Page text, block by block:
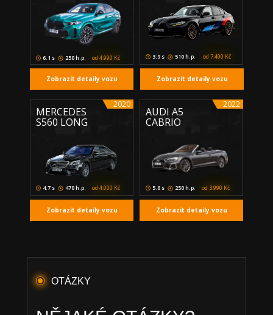
Zobrazit detaily vozu
6.1 s 250 h.p. od 4.990 Kč 3.9 s 510 h.p.
Zobrazit detaily vozu
od 7.490 Kč
MERCEDES
S560 LONG
4.7 s 470 h.p.
2020
Zobrazit detaily vozu
od 4.000 Kč
2022
250 h.p.
5.6 s
AUDI A5
CABRIO
Zobrazit detaily vozu
od 3.990 Kč
OTÁZKY